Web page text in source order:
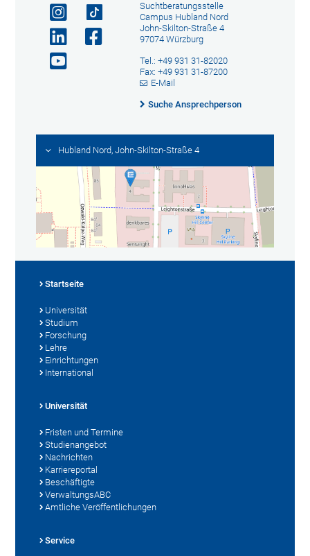
Suchtberatungsstelle
Campus Hubland Nord
John-Skilton-Straße 4
97074 Würzburg
Tel.: +49 931 31-82020
Fax: +49 931 31-87200
E-Mail
Suche Ansprechperson
Hubland Nord, John-Skilton-Straße 4
Startseite
Universität
Studium
Forschung
Lehre
Einrichtungen
International
Universität
Fristen und Termine
Studienangebot
Nachrichten
Karriereportal
Beschäftigte
VerwaltungsABC
Amtliche Veröffentlichungen
Service